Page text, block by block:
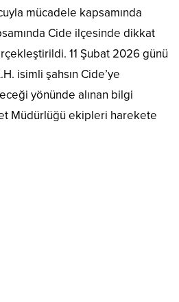
mücadele kapsamında
Cide ilçesinde dikkat
11 Şubat 2026 günü
isimli şahsın Cide’ye
yönünde alınan bilgi
Müdürlüğü ekipleri harekete